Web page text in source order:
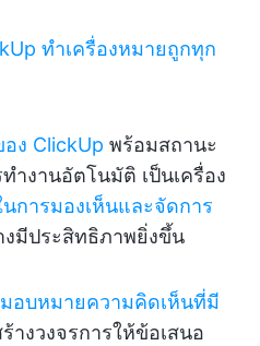
ทำเครื่องหมายถูกทุก
ง ClickUp พร้อมสถานะ
ำงานอัตโนมัติ เป็นเครื่อง
นการมองเห็นและจัดการ
งมีประสิทธิภาพยิ่งขึ้น
อบหมายความคิดเห็นที่มี
างวงจรการให้ข้อเสนอ